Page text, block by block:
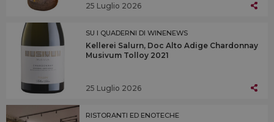
25 Luglio 2026
SU I QUADERNI DI WINENEWS
Kellerei Salurn, Doc Alto Adige Chardonnay
Musivum Tolloy 2021
25 Luglio 2026
RISTORANTI ED ENOTECHE